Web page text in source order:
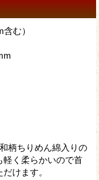
む）
和柄ちりめん綿入りの
軽く柔らかいので首
けます。